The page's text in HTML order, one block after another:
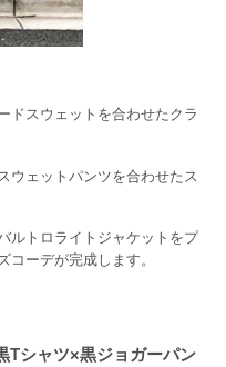
ドスウェットを合わせたクラ
ウェットパンツを合わせたス
ルトロライトジャケットをプ
コーデが完成します。
Tシャツ×黒ジョガーパン